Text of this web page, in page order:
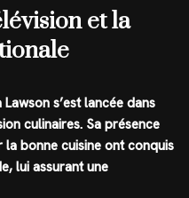
et la
s’est lancée dans
culinaires. Sa présence
bonne cuisine ont conquis
lui assurant une